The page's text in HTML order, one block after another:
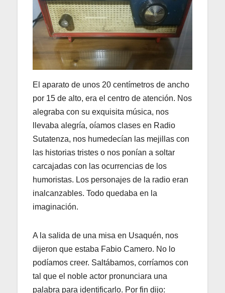
El aparato de unos 20 centímetros de ancho
por 15 de alto, era el centro de atención. Nos
alegraba con su exquisita música, nos
llevaba alegría, oíamos clases en Radio
Sutatenza, nos humedecían las mejillas con
las historias tristes o nos ponían a soltar
carcajadas con las ocurrencias de los
humoristas. Los personajes de la radio eran
inalcanzables. Todo quedaba en la
imaginación.
A la salida de una misa en Usaquén, nos
dijeron que estaba Fabio Camero. No lo
podíamos creer. Saltábamos, corríamos con
tal que el noble actor pronunciara una
palabra para identificarlo. Por fin dijo: